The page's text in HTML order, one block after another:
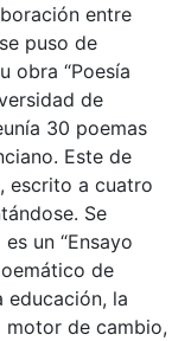
entre
puso de
obra “Poesía
de
30 poemas
Este de
escrito a cuatro
Se
un “Ensayo
de
educación, la
motor de cambio,